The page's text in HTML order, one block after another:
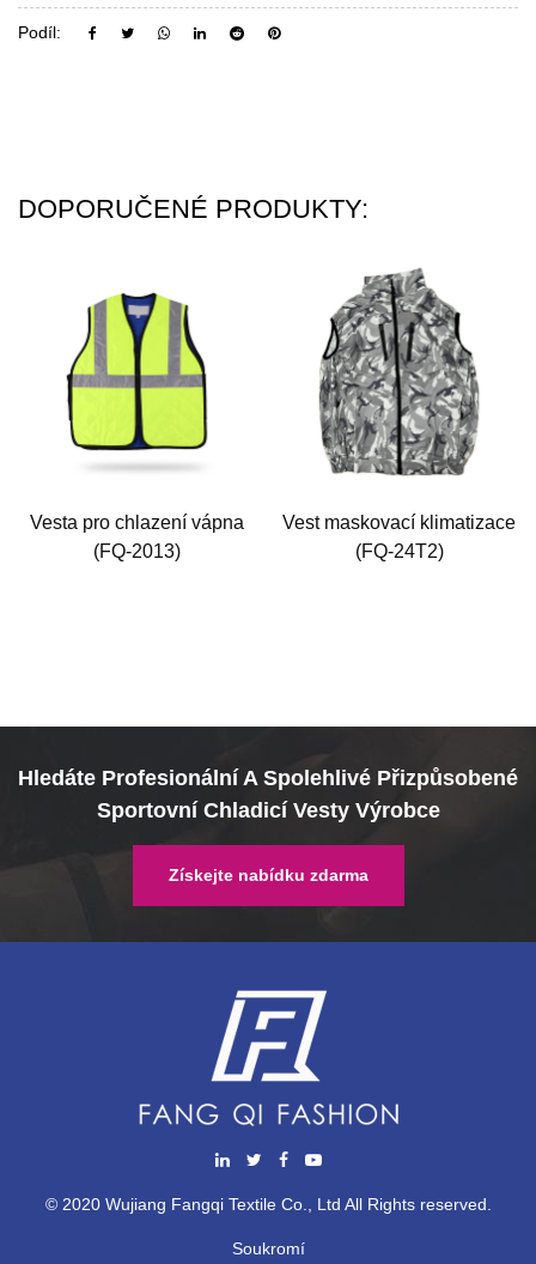
Podíl:
DOPORUČENÉ PRODUKTY:
Vesta pro chlazení vápna
(FQ-2013)
Vest maskovací klimatizace
(FQ-24T2)
Hledáte Profesionální A Spolehlivé Přizpůsobené
Sportovní Chladicí Vesty Výrobce
Získejte nabídku zdarma
© 2020 Wujiang Fangqi Textile Co., Ltd All Rights reserved.
Soukromí